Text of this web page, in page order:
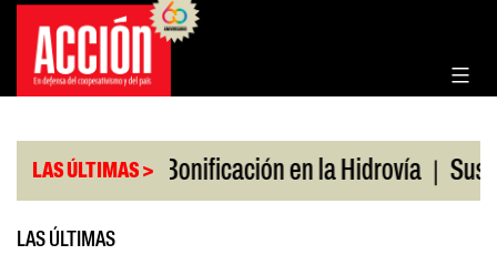
Saltar
contenido
LAS ÚLTIMAS >
en julio | Bonificación en la Hidrovía |
LAS ÚLTIMAS